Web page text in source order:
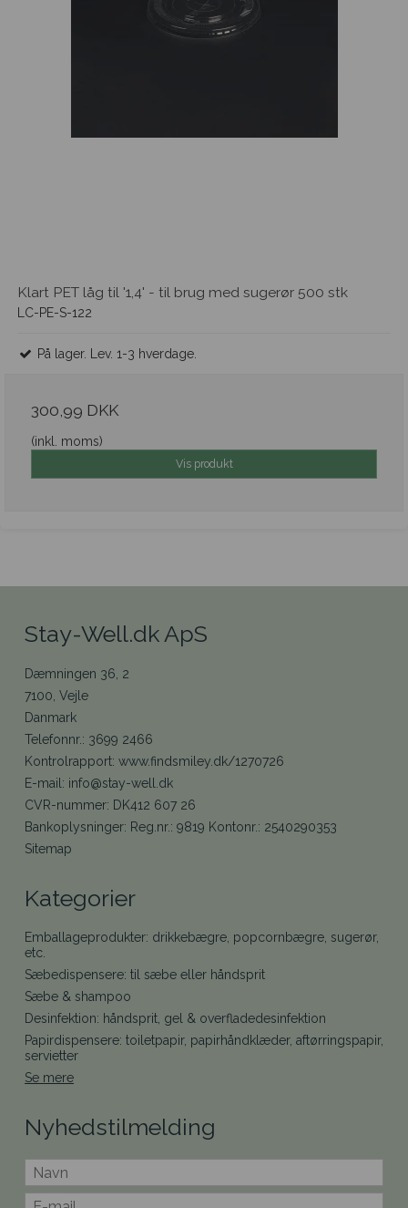
Klart PET låg til '1,4' - til brug med sugerør 500 stk
LC-PE-S-122
På lager. Lev. 1-3 hverdage.
300,99 DKK
(inkl. moms)
Vis produkt
Stay-Well.dk ApS
Dæmningen 36, 2
7100, Vejle
Danmark
Telefonnr.: 3699 2466
Kontrolrapport: www.findsmiley.dk/1270726
E-mail : info@stay-well.dk
CVR-nummer: DK412 607 26
Bankoplysninger: Reg.nr.: 9819 Kontonr.: 2540290353
Sitemap
Kategorier
Emballageprodukter: drikkebægre, popcornbægre, sugerør,
etc.
Sæbedispensere: til sæbe eller håndsprit
Sæbe & shampoo
Desinfektion: håndsprit, gel & overfladedesinfektion
Papirdispensere: toiletpapir, papirhåndklæder, aftørringspapir,
servietter
Se mere
Nyhedstilmelding